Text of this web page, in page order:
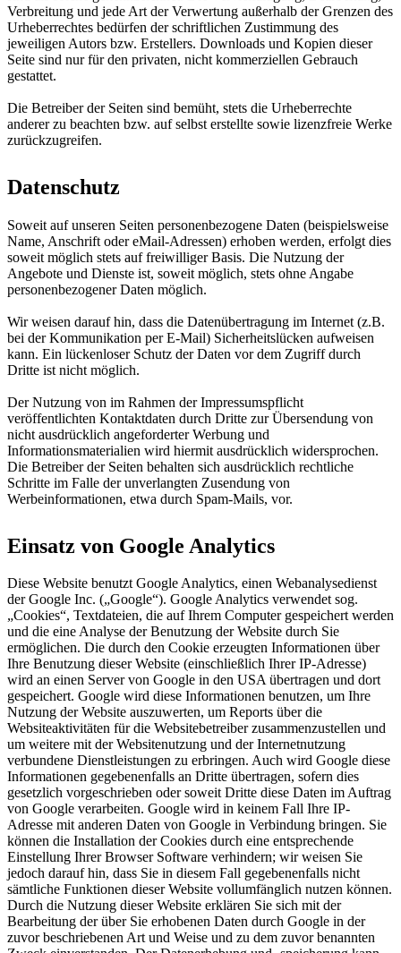
Verbreitung und jede Art der Verwertung außerhalb der Grenzen des
Urheberrechtes bedürfen der schriftlichen Zustimmung des
jeweiligen Autors bzw. Erstellers. Downloads und Kopien dieser
Seite sind nur für den privaten, nicht kommerziellen Gebrauch
gestattet.
Die Betreiber der Seiten sind bemüht, stets die Urheberrechte
anderer zu beachten bzw. auf selbst erstellte sowie lizenzfreie Werke
zurückzugreifen.
Datenschutz
Soweit auf unseren Seiten personenbezogene Daten (beispielsweise
Name, Anschrift oder eMail-Adressen) erhoben werden, erfolgt dies
soweit möglich stets auf freiwilliger Basis. Die Nutzung der
Angebote und Dienste ist, soweit möglich, stets ohne Angabe
personenbezogener Daten möglich.
Wir weisen darauf hin, dass die Datenübertragung im Internet (z.B.
bei der Kommunikation per E-Mail) Sicherheitslücken aufweisen
kann. Ein lückenloser Schutz der Daten vor dem Zugriff durch
Dritte ist nicht möglich.
Der Nutzung von im Rahmen der Impressumspflicht
veröffentlichten Kontaktdaten durch Dritte zur Übersendung von
nicht ausdrücklich angeforderter Werbung und
Informationsmaterialien wird hiermit ausdrücklich widersprochen.
Die Betreiber der Seiten behalten sich ausdrücklich rechtliche
Schritte im Falle der unverlangten Zusendung von
Werbeinformationen, etwa durch Spam-Mails, vor.
Einsatz von Google Analytics
Diese Website benutzt Google Analytics, einen Webanalysedienst
der Google Inc. („Google“). Google Analytics verwendet sog.
„Cookies“, Textdateien, die auf Ihrem Computer gespeichert werden
und die eine Analyse der Benutzung der Website durch Sie
ermöglichen. Die durch den Cookie erzeugten Informationen über
Ihre Benutzung dieser Website (einschließlich Ihrer IP-Adresse)
wird an einen Server von Google in den USA übertragen und dort
gespeichert. Google wird diese Informationen benutzen, um Ihre
Nutzung der Website auszuwerten, um Reports über die
Websiteaktivitäten für die Websitebetreiber zusammenzustellen und
um weitere mit der Websitenutzung und der Internetnutzung
verbundene Dienstleistungen zu erbringen. Auch wird Google diese
Informationen gegebenenfalls an Dritte übertragen, sofern dies
gesetzlich vorgeschrieben oder soweit Dritte diese Daten im Auftrag
von Google verarbeiten. Google wird in keinem Fall Ihre IP-
Adresse mit anderen Daten von Google in Verbindung bringen. Sie
können die Installation der Cookies durch eine entsprechende
Einstellung Ihrer Browser Software verhindern; wir weisen Sie
jedoch darauf hin, dass Sie in diesem Fall gegebenenfalls nicht
sämtliche Funktionen dieser Website vollumfänglich nutzen können.
Durch die Nutzung dieser Website erklären Sie sich mit der
Bearbeitung der über Sie erhobenen Daten durch Google in der
zuvor beschriebenen Art und Weise und zu dem zuvor benannten